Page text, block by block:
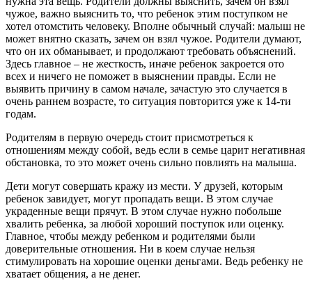
чужое, важно выяснить то, что ребенок этим поступком не
хотел отомстить человеку. Вполне обычный случай: малыш не
может внятно сказать, зачем он взял чужое. Родители думают,
что он их обманывает, и продолжают требовать объяснений.
Здесь главное – не жесткость, иначе ребенок закроется ото
всех и ничего не поможет в выяснении правды. Если не
выявить причину в самом начале, зачастую это случается в
очень раннем возрасте, то ситуация повторится уже к 14-ти
годам.
Родителям в первую очередь стоит присмотреться к
отношениям между собой, ведь если в семье царит негативная
обстановка, то это может очень сильно повлиять на малыша.
Дети могут совершать кражу из мести. У друзей, которым
ребенок завидует, могут пропадать вещи. В этом случае
украденные вещи прячут. В этом случае нужно побольше
хвалить ребенка, за любой хороший поступок или оценку.
Главное, чтобы между ребенком и родителями были
доверительные отношения. Ни в коем случае нельзя
стимулировать на хорошие оценки деньгами. Ведь ребенку не
хватает общения, а не денег.